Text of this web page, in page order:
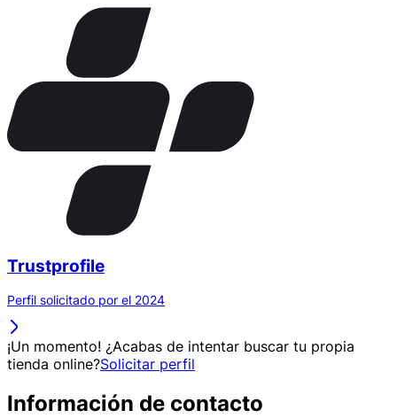
Trustprofile
Perfil solicitado por el 2024
¡Un momento! ¿Acabas de intentar buscar tu propia
tienda online?Solicitar perfil
Información de contacto